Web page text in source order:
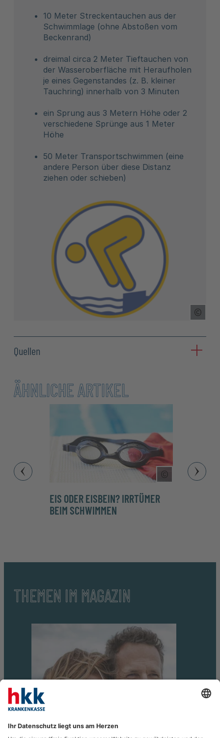
10 Meter Streckentauchen aus der
Schwimmlage (ohne Abstoßen vom
Beckenrand)
dreimal circa 2 Meter Tieftauchen von
der Wasseroberfläche mit Heraufholen
je eines Gegenstandes (z. B. kleiner
Tauchring) innerhalb von 3 Minuten
ein Sprung aus 3 Metern Höhe oder 2
verschiedene Sprünge aus 1 Meter
Höhe
50 Meter Transportschwimmen (eine
andere Person über diese Distanz
ziehen oder schieben)
Quellen
ÄHNLICHE ARTIKEL
Copyright
EIS ODER EISBEIN? IRRTÜMER
BEIM SCHWIMMEN
THEMEN IM MAGAZIN